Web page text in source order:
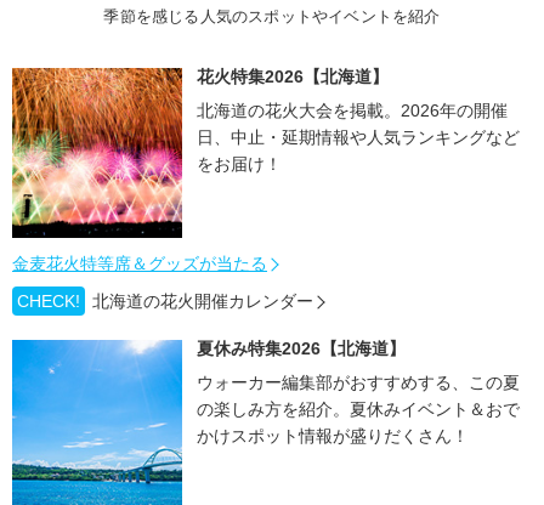
季節を感じる人気のスポットやイベントを紹介
花火特集2026【北海道】
北海道の花火大会を掲載。2026年の開催
日、中止・延期情報や人気ランキングなど
をお届け！
金麦花火特等席＆グッズが当たる
CHECK!
北海道の花火開催カレンダー
夏休み特集2026【北海道】
ウォーカー編集部がおすすめする、この夏
の楽しみ方を紹介。夏休みイベント＆おで
かけスポット情報が盛りだくさん！